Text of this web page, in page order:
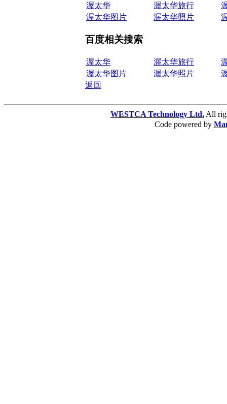
渥太华 渥太华旅行
渥太华图片
渥太华照片
百度相关搜索
渥太华 渥太华旅行
渥太华图片
渥太华照片
返回
WESTCA Technology Ltd. All
Code powered by